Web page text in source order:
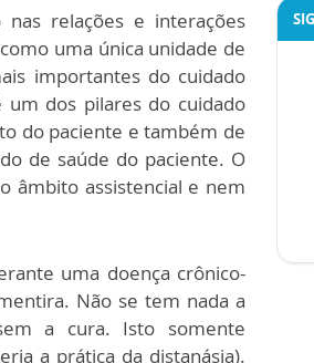
relações e interações
uma única unidade de
importantes do cuidado
um dos pilares do cuidado
do paciente e também de
de saúde do paciente. O
âmbito assistencial e nem
uma doença crônico-
Não se tem nada a
a cura. Isto somente
a prática da distanásia).